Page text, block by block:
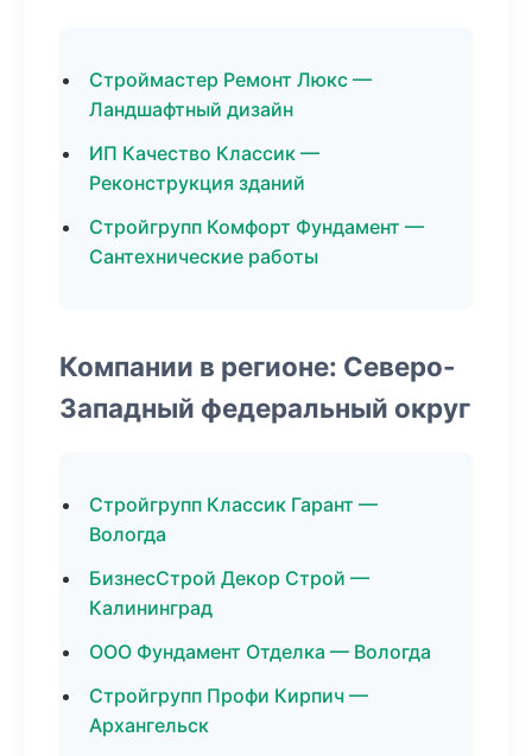
Строймастер Ремонт Люкс —
Ландшафтный дизайн
ИП Качество Классик —
Реконструкция зданий
Стройгрупп Комфорт Фундамент —
Сантехнические работы
Компании в регионе: Северо-
Западный федеральный округ
Стройгрупп Классик Гарант —
Вологда
БизнесСтрой Декор Строй —
Калининград
ООО Фундамент Отделка — Вологда
Стройгрупп Профи Кирпич —
Архангельск